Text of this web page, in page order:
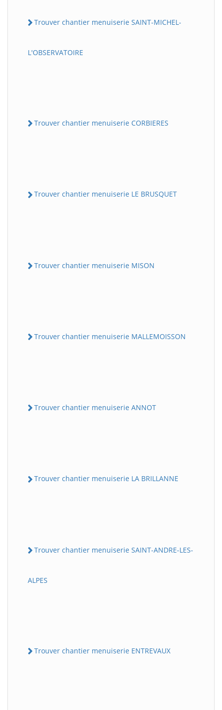
Trouver chantier menuiserie SAINT-MICHEL-
L'OBSERVATOIRE
Trouver chantier menuiserie CORBIERES
Trouver chantier menuiserie LE BRUSQUET
Trouver chantier menuiserie MISON
Trouver chantier menuiserie MALLEMOISSON
Trouver chantier menuiserie ANNOT
Trouver chantier menuiserie LA BRILLANNE
Trouver chantier menuiserie SAINT-ANDRE-LES-
ALPES
Trouver chantier menuiserie ENTREVAUX